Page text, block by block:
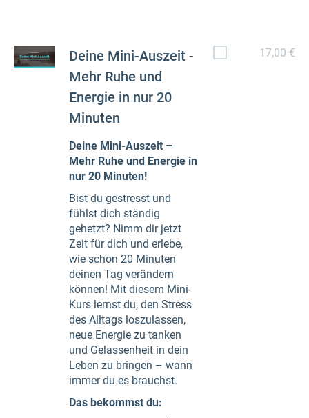
Deine Mini-Auszeit -
Mehr Ruhe und
Energie in nur 20
Minuten
Deine Mini-Auszeit –
Mehr Ruhe und Energie in
nur 20 Minuten!
Bist du gestresst und
fühlst dich ständig
gehetzt? Nimm dir jetzt
Zeit für dich und erlebe,
wie schon 20 Minuten
deinen Tag verändern
können! Mit diesem Mini-
Kurs lernst du, den Stress
des Alltags loszulassen,
neue Energie zu tanken
und Gelassenheit in dein
Leben zu bringen – wann
immer du es brauchst.
Das bekommst du:
17,00 €